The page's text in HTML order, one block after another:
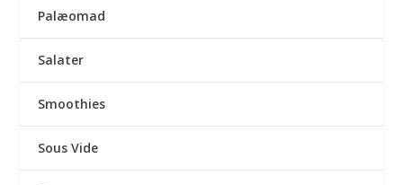
Palæomad
Salater
Smoothies
Sous Vide